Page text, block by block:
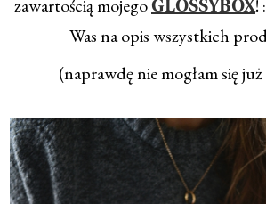
zawartością mojego GLOSSYBOX!
Was na opis wszystkich
(naprawdę nie mogłam się